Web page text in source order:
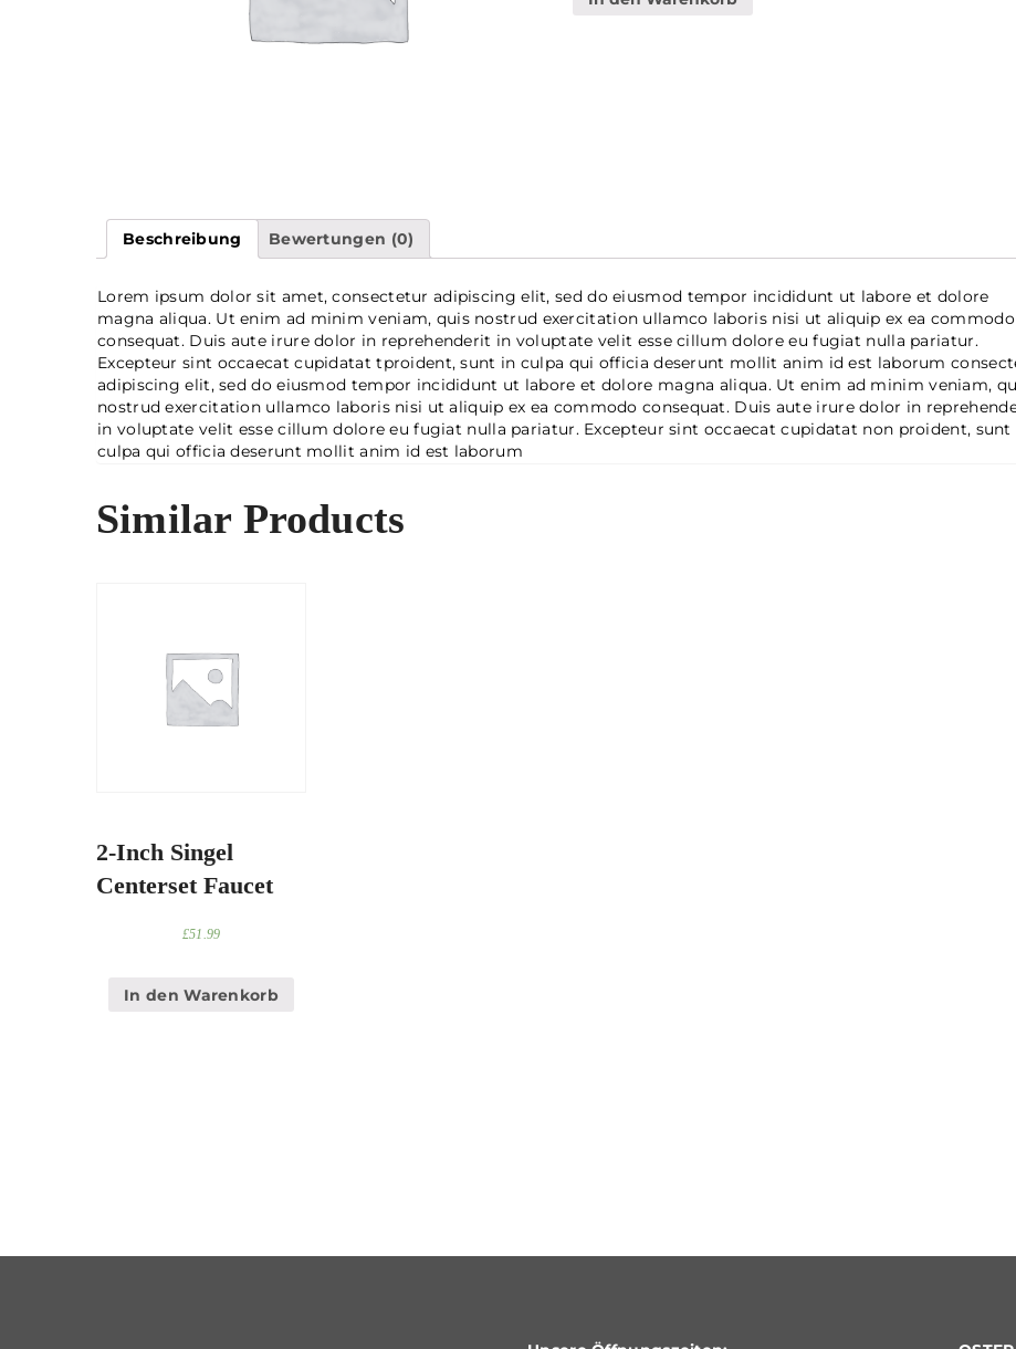
Beschreibung Bewertungen (0)
Lorem ipsum dolor sit amet, consectetur adipiscing elit, sed do eiusmod tempor incididunt ut labore et dolore
magna aliqua. Ut enim ad minim veniam, quis nostrud exercitation ullamco laboris nisi ut aliquip ex ea commodo
consequat. Duis aute irure dolor in reprehenderit in voluptate velit esse cillum dolore eu fugiat nulla pariatur.
Excepteur sint occaecat cupidatat tproident, sunt in culpa qui officia deserunt mollit anim id est laborum
adipiscing elit, sed do eiusmod tempor incididunt ut labore et dolore magna aliqua. Ut enim ad minim veniam,
nostrud exercitation ullamco laboris nisi ut aliquip ex ea commodo consequat. Duis aute irure dolor in
in voluptate velit esse cillum dolore eu fugiat nulla pariatur. Excepteur sint occaecat cupidatat non proident, sunt
culpa qui officia deserunt mollit anim id est laborum
Similar Products
2-Inch Singel
Centerset Faucet
£51.99
In den Warenkorb